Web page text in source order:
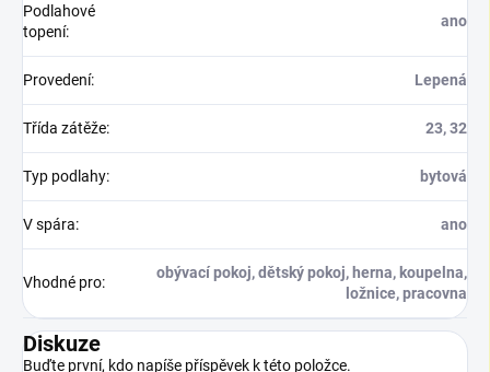
Podlahové
topení:
ano
Provedení: Lepená
Třída zátěže: 23, 32
Typ podlahy: bytová
V spára: ano
Vhodné pro:
obývací pokoj, dětský pokoj, herna, koupelna,
ložnice, pracovna
Diskuze
Buďte první, kdo napíše příspěvek k této položce.